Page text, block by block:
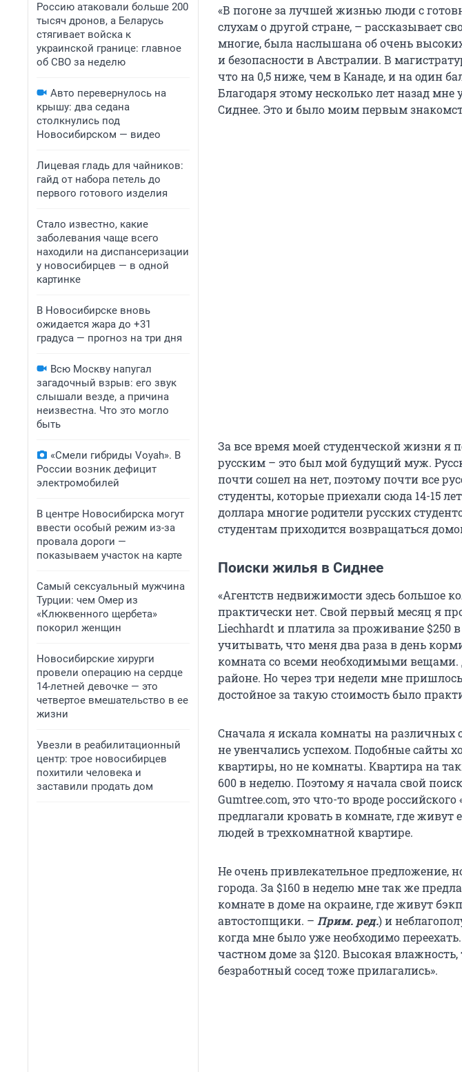
Россию атаковали больше 200
тысяч дронов, а Беларусь
стягивает войска к
украинской границе: главное
об СВО за неделю
Авто перевернулось на
крышу: два седана
столкнулись под
Новосибирском — видео
Лицевая гладь для чайников:
гайд от набора петель до
первого готового изделия
Стало известно, какие
заболевания чаще всего
находили на диспансеризации
у новосибирцев — в одной
картинке
В Новосибирске вновь
ожидается жара до +31
градуса — прогноз на три дня
Всю Москву напугал
загадочный взрыв: его звук
слышали везде, а причина
неизвестна. Что это могло
быть
«Смели гибриды Voyah». В
России возник дефицит
электромобилей
В центре Новосибирска могут
ввести особый режим из-за
провала дороги —
показываем участок на карте
Самый сексуальный мужчина
Турции: чем Омер из
«Клюквенного щербета»
покорил женщин
Новосибирские хирурги
провели операцию на сердце
14-летней девочке — это
четвертое вмешательство в ее
жизни
Увезли в реабилитационный
центр: трое новосибирцев
похитили человека и
заставили продать дом
«В погоне за лучшей жизнью люди с
слухам о другой стране, – рассказывает
многие, была наслышана об очень
и безопасности в Австралии. В
что на 0,5 ниже, чем в Канаде, и на один
Благодаря этому несколько лет назад мне
Сиднее. Это и было моим первым
За все время моей студенческой жизни я
русским – это был мой будущий муж.
почти сошел на нет, поэтому почти все
студенты, которые приехали сюда 14-15
доллара многие родители русских
студентам приходится возвращаться
Поиски жилья в Сиднее
«Агентств недвижимости здесь большое
практически нет. Свой первый месяц я
Liechhardt и платила за проживание $250
учитывать, что меня два раза в день
комната со всеми необходимыми
районе. Но через три недели мне
достойное за такую стоимость было
Сначала я искала комнаты на различных
не увенчались успехом. Подобные сайты
квартиры, но не комнаты. Квартира на
600 в неделю. Поэтому я начала свой
Gumtree.com, это что-то вроде
предлагали кровать в комнате, где живут
людей в трехкомнатной квартире.
Не очень привлекательное предложение,
города. За $160 в неделю мне так же
комнате в доме на окраине, где живут
автостопщики. – Прим. ред.) и
когда мне было уже необходимо
частном доме за $120. Высокая
безработный сосед тоже прилагались».